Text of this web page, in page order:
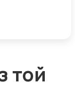
той